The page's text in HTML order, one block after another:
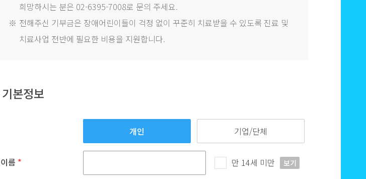
희망하시는 분은 02-6395-7008로 문의 주세요.
※ 전해주신 기부금은 장애어린이들이 걱정 없이 꾸준히 치료받을 수 있도록 진료 및
치료사업 전반에 필요한 비용을 지원합니다.
기본정보
개인 기업/단체
이름 * 만 14세 미만 보기